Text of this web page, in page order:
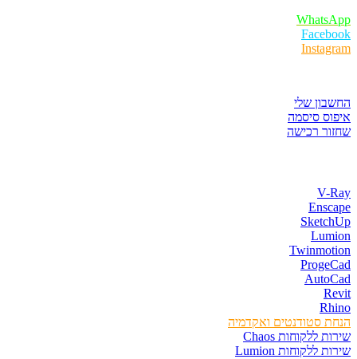
WhatsApp
Facebook
Instagram
החשבון שלי
איפוס סיסמה
שחזור רכישה
V-Ray
Enscape
SketchUp
Lumion
Twinmotion
ProgeCad
AutoCad
Revit
Rhino
הנחת סטודנטים ואקדמיה
שירות ללקוחות Chaos
שירות ללקוחות Lumion